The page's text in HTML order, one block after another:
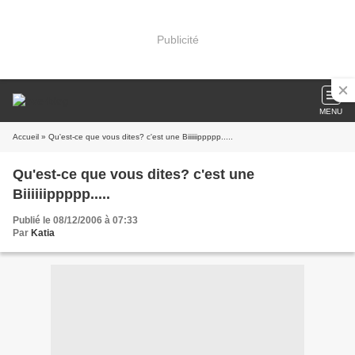
Publicité
MENU
Accueil » Qu'est-ce que vous dites? c'est une Biiiiiippppp.....
Qu'est-ce que vous dites? c'est une
Biiiiiippppp.....
Publié le 08/12/2006 à 07:33
Par Katia